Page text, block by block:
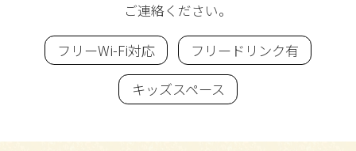
ご連絡ください。
フリーWi-Fi対応
フリードリンク有
キッズスペース